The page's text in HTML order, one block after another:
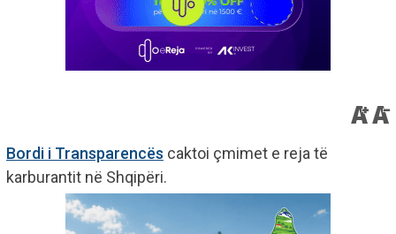
Bordi i Transparencës caktoi çmimet e reja të
karburantit në Shqipëri.